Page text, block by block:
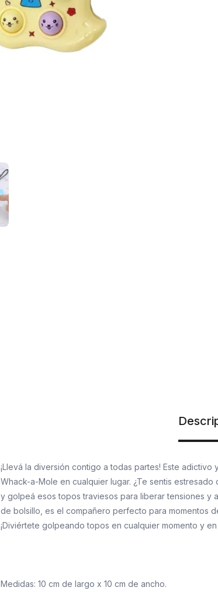
¡Llevá la diversión contigo a todas partes! Este
Whack-a-Mole en cualquier lugar. ¿Te sentis estresado
y golpeá esos topos traviesos para liberar tensiones y
de bolsillo, es el compañero perfecto para momentos
¡Diviértete golpeando topos en cualquier momento y
Medidas: 10 cm de largo x 10 cm de ancho.